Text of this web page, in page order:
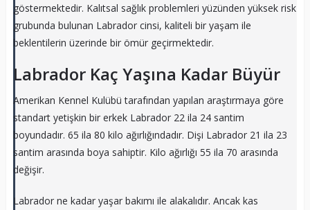
göstermektedir. Kalıtsal sağlık problemleri yüzünden yüksek risk
grubunda bulunan Labrador cinsi, kaliteli bir yaşam ile
beklentilerin üzerinde bir ömür geçirmektedir.
Labrador Kaç Yaşına Kadar Büyür
Amerikan Kennel Kulübü tarafından yapılan araştırmaya göre
standart yetişkin bir erkek Labrador 22 ila 24 santim
boyundadır. 65 ila 80 kilo ağırlığındadır. Dişi Labrador 21 ila 23
santim arasında boya sahiptir. Kilo ağırlığı 55 ila 70 arasında
değişir.
Labrador ne kadar yaşar bakımı ile alakalıdır. Ancak kas